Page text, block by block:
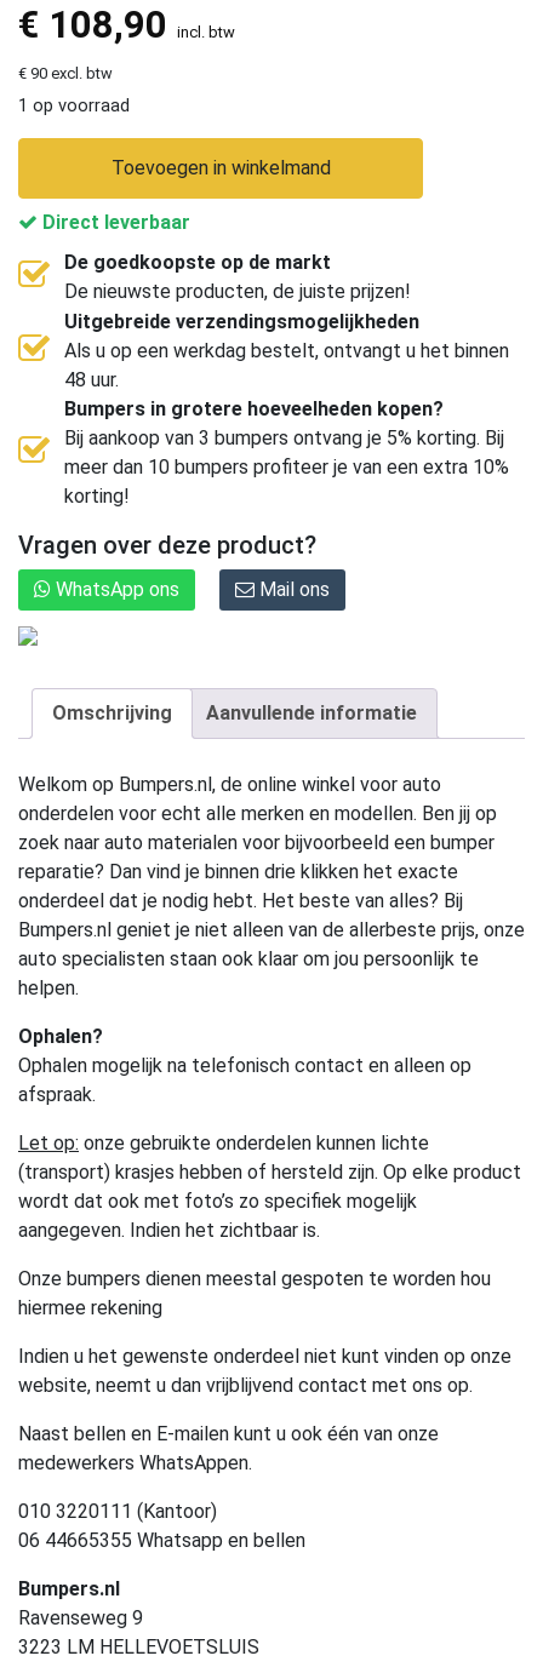
€ 108,90 incl. btw
€ 90 excl. btw
1 op voorraad
Toevoegen in winkelmand
Direct leverbaar
De goedkoopste op de markt
De nieuwste producten, de juiste prijzen!
Uitgebreide verzendingsmogelijkheden
Als u op een werkdag bestelt, ontvangt u het binnen
48 uur.
Bumpers in grotere hoeveelheden kopen?
Bij aankoop van 3 bumpers ontvang je 5% korting. Bij
meer dan 10 bumpers profiteer je van een extra 10%
korting!
Vragen over deze product?
WhatsApp ons Mail ons
Omschrijving Aanvullende informatie
Welkom op Bumpers.nl, de online winkel voor auto
onderdelen voor echt alle merken en modellen. Ben jij op
zoek naar auto materialen voor bijvoorbeeld een bumper
reparatie? Dan vind je binnen drie klikken het exacte
onderdeel dat je nodig hebt. Het beste van alles? Bij
Bumpers.nl geniet je niet alleen van de allerbeste prijs, onze
auto specialisten staan ook klaar om jou persoonlijk te
helpen.
Ophalen?
Ophalen mogelijk na telefonisch contact en alleen op
afspraak.
Let op: onze gebruikte onderdelen kunnen lichte
(transport) krasjes hebben of hersteld zijn. Op elke product
wordt dat ook met foto’s zo specifiek mogelijk
aangegeven. Indien het zichtbaar is.
Onze bumpers dienen meestal gespoten te worden hou
hiermee rekening
Indien u het gewenste onderdeel niet kunt vinden op onze
website, neemt u dan vrijblijvend contact met ons op.
Naast bellen en E-mailen kunt u ook één van onze
medewerkers WhatsAppen.
010 3220111 (Kantoor)
06 44665355 Whatsapp en bellen
Bumpers.nl
Ravenseweg 9
3223 LM HELLEVOETSLUIS